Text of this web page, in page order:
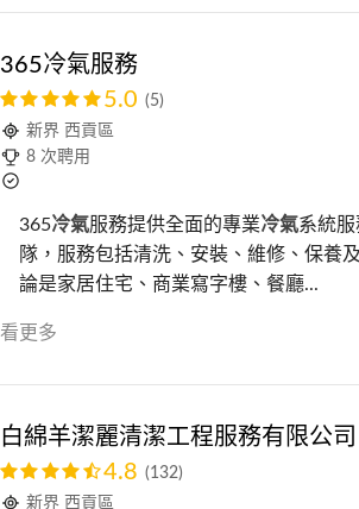
365冷氣服務
5.0 (5)
新界 西貢區
8 次聘用
365冷氣服務提供全面的專業冷氣系統服
隊，服務包括清洗、安裝、維修、保養
論是家居住宅、商業寫字樓、餐廳...
看更多
白綿羊潔麗清潔工程服務有限公司
4.8 (132)
新界 西貢區